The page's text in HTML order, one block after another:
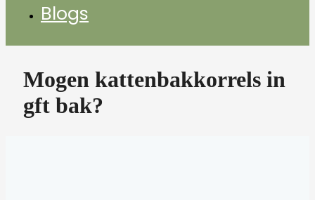
Blogs
Mogen kattenbakkorrels in
gft bak?